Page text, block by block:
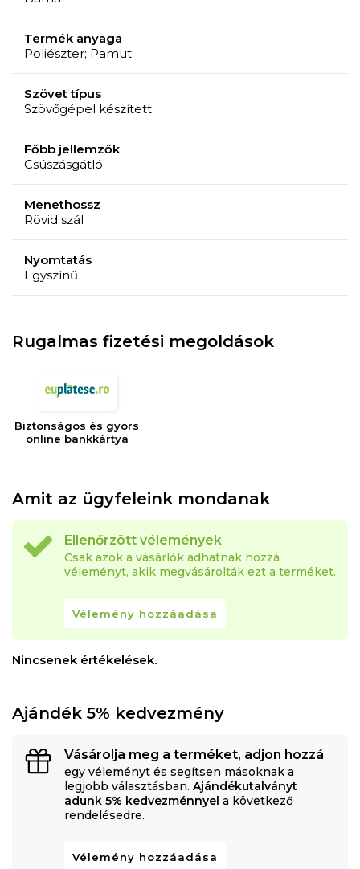
Termék anyaga
Poliészter; Pamut
Szövet típus
Szövőgépel készített
Főbb jellemzők
Csúszásgátló
Menethossz
Rövid szál
Nyomtatás
Egyszínű
Rugalmas fizetési megoldások
Biztonságos és gyors
online bankkártya
Amit az ügyfeleink mondanak
Ellenőrzött vélemények
Csak azok a vásárlók adhatnak hozzá
véleményt, akik megvásárolták ezt a terméket.
Vélemény hozzáadása
Nincsenek értékelések.
Ajándék 5% kedvezmény
Vásárolja meg a terméket, adjon hozzá
egy véleményt és segítsen másoknak a
legjobb választásban. Ajándékutalványt
adunk 5% kedvezménnyel a következő
rendelésedre.
Vélemény hozzáadása